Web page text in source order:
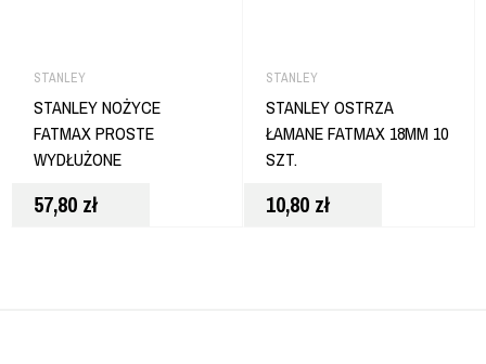
STANLEY
STANLEY NOŻYCE
FATMAX PROSTE
WYDŁUŻONE
57,80 zł
STANLEY
STANLEY OSTRZA
ŁAMANE FATMAX 18MM 10
SZT.
10,80 zł